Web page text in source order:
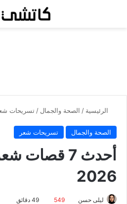
الرئيسية / الصحة والجمال / تسريحات
الصحة والجمال تسريحات شعر
أحدث 7
2026
ليلى حسن 549